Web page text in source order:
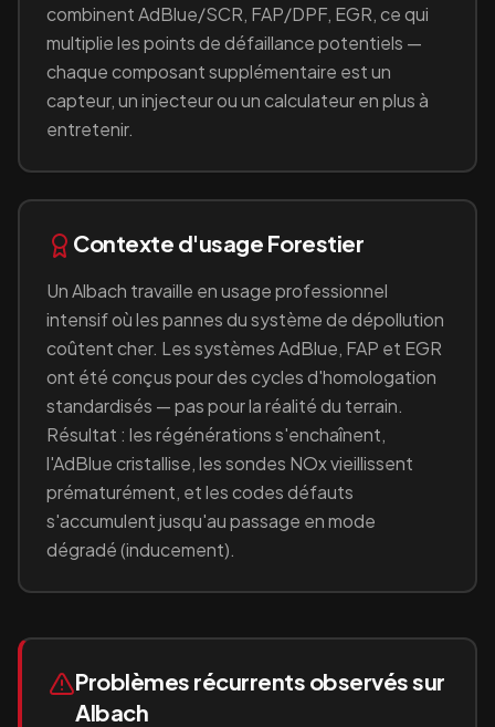
combinentAdBlue/SCR, FAP/DPF, EGR, ce qui
multiplie les points de défaillance potentiels —
chaque composant supplémentaire est un
capteur, un injecteur ou un calculateur en plus à
entretenir.
Contexte d'usage Forestier
UnAlbach travaille enusage professionnel
intensif où les pannes du système de dépollution
coûtent cher. Les systèmes AdBlue, FAP et EGR
ont été conçus pour des cycles d'homologation
standardisés — pas pour la réalité du terrain.
Résultat : les régénérations s'enchaînent,
l'AdBlue cristallise, les sondes NOx vieillissent
prématurément, et les codes défauts
s'accumulent jusqu'au passage en mode
dégradé (inducement).
Problèmes récurrents observés sur
Albach